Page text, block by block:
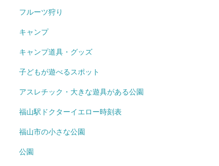
フルーツ狩り
キャンプ
キャンプ道具・グッズ
子どもが遊べるスポット
アスレチック・大きな遊具がある公園
福山駅ドクターイエロー時刻表
福山市の小さな公園
公園